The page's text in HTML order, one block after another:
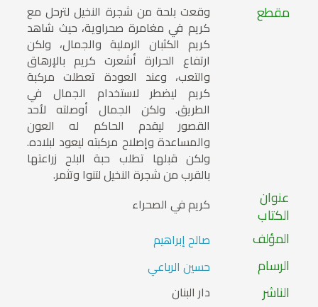
مقطع وقعت بلحة من شجرة النخيل لترحل مع
كريم في مغامرة صحراوية، حيث شاهد
كريم الكثبان الرملية والجمال، ولكن
ارتفاع الحرارة أشعرت كريم بالإرهاق
والتعب، وعند العودة تعطلت مركبة
كريم ليضطر لاستخدام الجمال في
الطريق. ولكن الجمال أوصلته لأحد
القصور ليقدم الحاكم له العون
والمساعدة وإصلاح مركبته ليعود لبلاده.
ولكن قبلها تطلب حبة البلح زراعتها
بالقرب من شجرة النخيل لتنوا وتثمر.
عنوان
الكتاب كريم في الصحراء
المؤلف صالح إبراهيم
الرسام حسين الرباعي
الناشر دار البنان